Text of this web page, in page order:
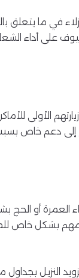
ما يتعلق
على أداء
الأولى
إلى دعم خاص
العمرة أو
مهم بشكل خاص
النزيل بجداول